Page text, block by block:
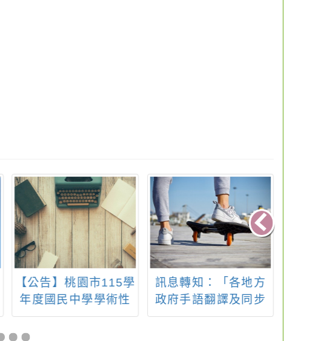
【公告】桃園市115學
年度國民中學學術性
向暨創造能力資賦優
訊息轉知：「各地方
政府手語翻譯及同步
聽打服務申辦資訊」